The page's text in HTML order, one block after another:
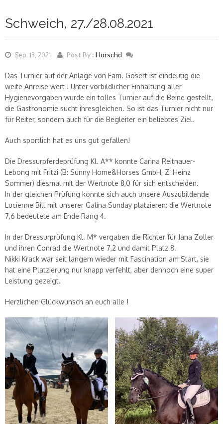
Schweich, 27./28.08.2021
Sep. 13, 2021 Post By : Horschd
Das Turnier auf der Anlage von Fam. Gosert ist eindeutig die
weite Anreise wert ! Unter vorbildlicher Einhaltung aller
Hygienevorgaben wurde ein tolles Turnier auf die Beine gestellt,
die Gastronomie sucht ihresgleichen. So ist das Turnier nicht nur
für Reiter, sondern auch für die Begleiter ein beliebtes Ziel.
Auch sportlich hat es uns gut gefallen!
Die Dressurpferdeprüfung Kl. A** konnte Carina Reitnauer-
Lebong mit Fritzi (B: Sunny Home&Horses GmbH, Z: Heinz
Sommer) diesmal mit der Wertnote 8,0 für sich entscheiden.
In der gleichen Prüfung konnte sich auch unsere Auszubildende
Lucienne Bill mit unserer Galina Sunday platzieren: die Wertnote
7,6 bedeutete am Ende Rang 4.
In der Dressurprüfung Kl. M* vergaben die Richter für Jana Zoller
und ihren Conrad die Wertnote 7,2 und damit Platz 8.
Nikki Krack war seit langem wieder mit Fascination am Start, sie
hat eine Platzierung nur knapp verfehlt, aber dennoch eine super
Leistung gezeigt.
Herzlichen Glückwunsch an euch alle !